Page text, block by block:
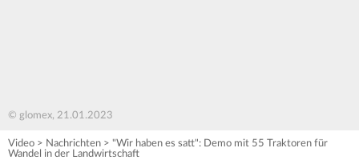
© glomex, 21.01.2023
Video > Nachrichten > "Wir haben es satt": Demo mit 55 Traktoren für
Wandel in der Landwirtschaft